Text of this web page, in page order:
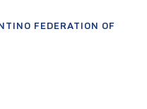
FEDERATION OF